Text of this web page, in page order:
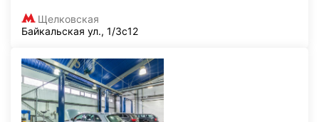
Щелковская
Байкальская ул., 1/3с12